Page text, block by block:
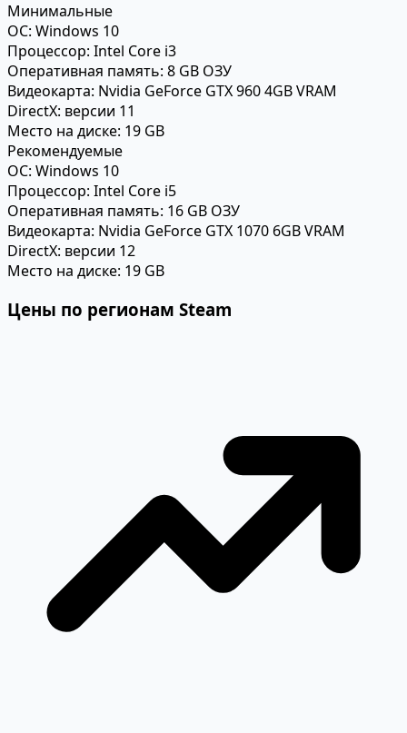
Минимальные
ОС: Windows 10
Процессор: Intel Core i3
Оперативная память: 8 GB ОЗУ
Видеокарта: Nvidia GeForce GTX 960 4GB VRAM
DirectX: версии 11
Место на диске: 19 GB
Рекомендуемые
ОС: Windows 10
Процессор: Intel Core i5
Оперативная память: 16 GB ОЗУ
Видеокарта: Nvidia GeForce GTX 1070 6GB VRAM
DirectX: версии 12
Место на диске: 19 GB
Цены по регионам Steam